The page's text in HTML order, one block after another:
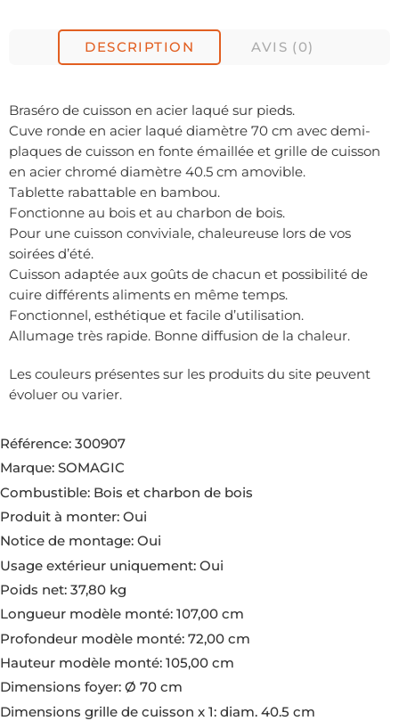
DESCRIPTION AVIS (0)
Braséro de cuisson en acier laqué sur pieds.
Cuve ronde en acier laqué diamètre 70 cm avec demi-
plaques de cuisson en fonte émaillée et grille de cuisson
en acier chromé diamètre 40.5 cm amovible.
Tablette rabattable en bambou.
Fonctionne au bois et au charbon de bois.
Pour une cuisson conviviale, chaleureuse lors de vos
soirées d’été.
Cuisson adaptée aux goûts de chacun et possibilité de
cuire différents aliments en même temps.
Fonctionnel, esthétique et facile d’utilisation.
Allumage très rapide. Bonne diffusion de la chaleur.
Les couleurs présentes sur les produits du site peuvent
évoluer ou varier.
Référence: 300907
Marque: SOMAGIC
Combustible: Bois et charbon de bois
Produit à monter: Oui
Notice de montage: Oui
Usage extérieur uniquement: Oui
Poids net: 37,80 kg
Longueur modèle monté: 107,00 cm
Profondeur modèle monté: 72,00 cm
Hauteur modèle monté: 105,00 cm
Dimensions foyer: Ø 70 cm
Dimensions grille de cuisson x 1: diam. 40.5 cm